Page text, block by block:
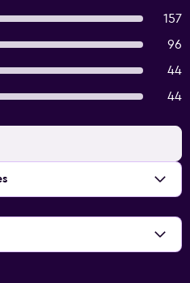
157
96
44
44